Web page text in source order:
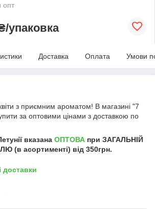
опт
упаковка
Доставка Оплата Умови
з приємним ароматом! В магазині "7
за оптовими цінами з доставкою по
вказана ОПТОВА при ЗАГАЛЬНІЙ
(в асортименті) від 350грн.
доставки